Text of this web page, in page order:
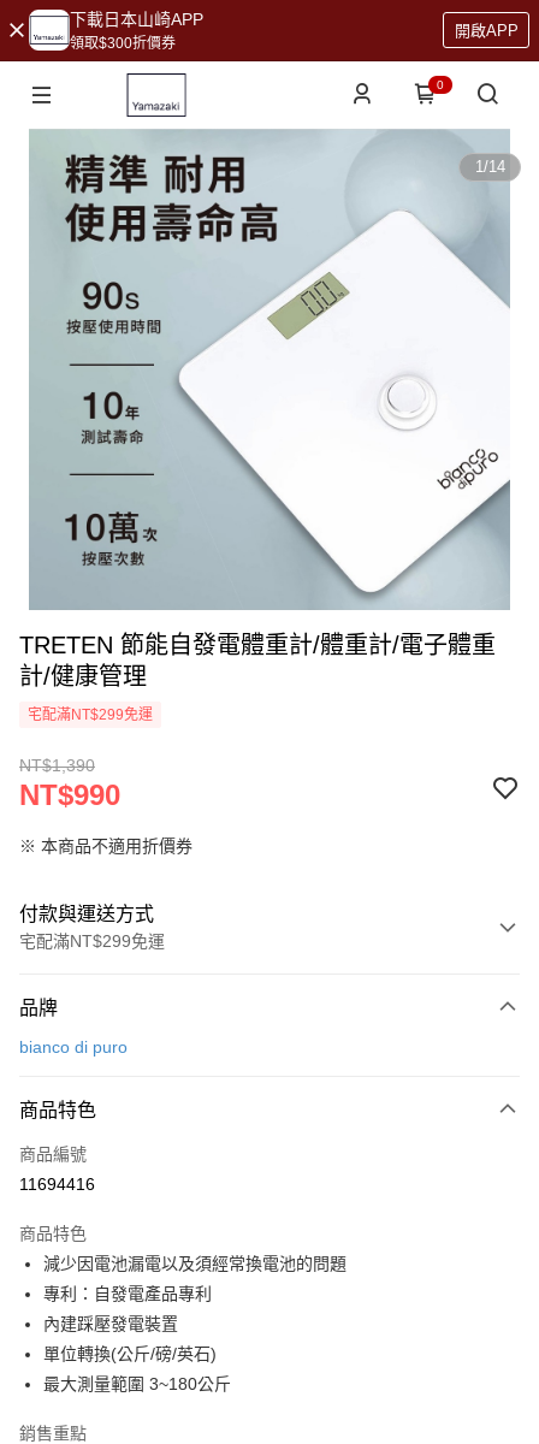
下載日本山崎APP
領取$300折價券
開啟APP
0
1/14
TRETEN 節能自發電體重計/體重計/電子體重
計/健康管理
宅配滿NT$299免運
NT$1,390
NT$990
※ 本商品不適用折價券
付款與運送方式
宅配滿NT$299免運
信用卡一次付款
Apple Pay
悠遊付
全盈+PAY
大哥付你分期
相關說明
【大哥付你分期使用說明】
1.本服務由台灣大哥大提供，台灣大哥大用戶可立即使用無須另外申請。
2.付款方式選擇「大哥付你分期」，訂單成立後會自動跳轉到大哥付的交易
成交易。
ATM付款
運送方式
品牌
bianco di puro
商品特色
商品編號
11694416
商品特色
減少因電池漏電以及須經常換電池的問題
專利：自發電產品專利
內建踩壓發電裝置
單位轉換(公斤/磅/英石)
最大測量範圍 3~180公斤
銷售重點